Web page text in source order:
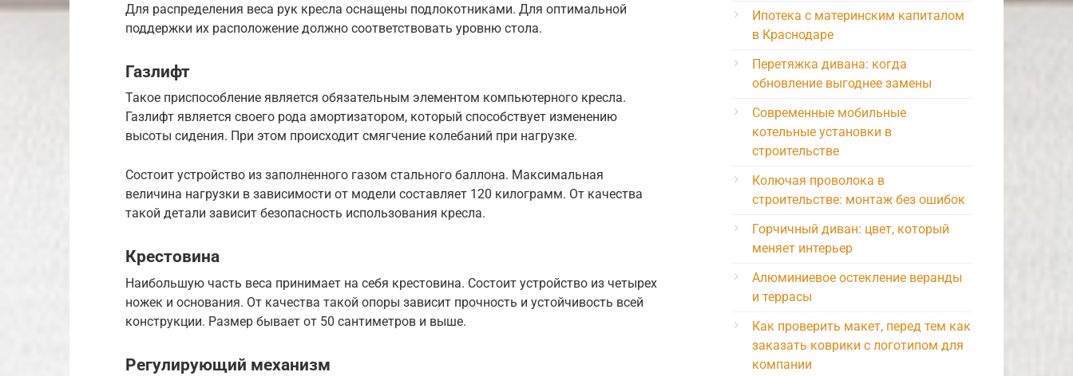
Для распределения веса рук кресла оснащены подлокотниками. Для оптимальной
поддержки их расположение должно соответствовать уровню стола.
Газлифт
Такое приспособление является обязательным элементом компьютерного кресла.
Газлифт является своего рода амортизатором, который способствует изменению
высоты сидения. При этом происходит смягчение колебаний при нагрузке.
Состоит устройство из заполненного газом стального баллона. Максимальная
величина нагрузки в зависимости от модели составляет 120 килограмм. От качества
такой детали зависит безопасность использования кресла.
Крестовина
Наибольшую часть веса принимает на себя крестовина. Состоит устройство из четырех
ножек и основания. От качества такой опоры зависит прочность и устойчивость всей
конструкции. Размер бывает от 50 сантиметров и выше.
Регулирующий механизм
Ипотека с материнским капиталом
в Краснодаре
Перетяжка дивана: когда
обновление выгоднее замены
Современные мобильные
котельные установки в
строительстве
Колючая проволока в
строительстве: монтаж без ошибок
Горчичный диван: цвет, который
меняет интерьер
Алюминиевое остекление веранды
и террасы
Как проверить макет, перед тем как
заказать коврики с логотипом для
компании